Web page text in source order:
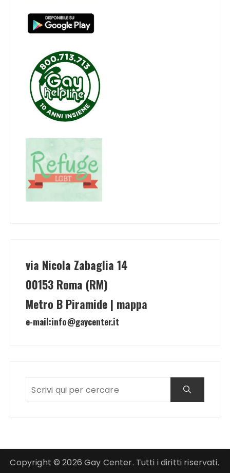
via Nicola Zabaglia 14
00153 Roma (RM)
Metro B Piramide | mappa
e-mail:info@gaycenter.it
Copyright © 2026 Gay Center. Tutti i diritti riservati.